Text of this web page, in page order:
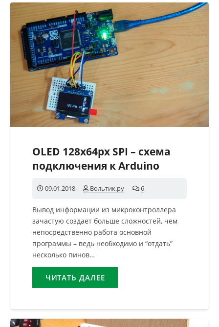
OLED 128x64px SPI – схема
подключения к Arduino
09.01.2018 Вольтик.ру 6
Вывод информации из микроконтроллера
зачастую создаёт больше сложностей, чем
непосредственно работа основной
программы – ведь необходимо и “отдать”
несколько пинов…
ЧИТАТЬ ДАЛЕЕ